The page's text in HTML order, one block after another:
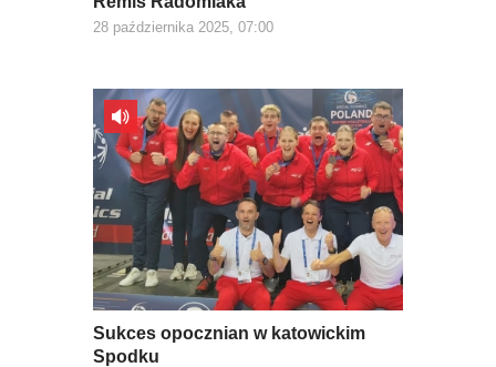
28 października 2025, 07:00
Sukces opocznian w katowickim
Spodku